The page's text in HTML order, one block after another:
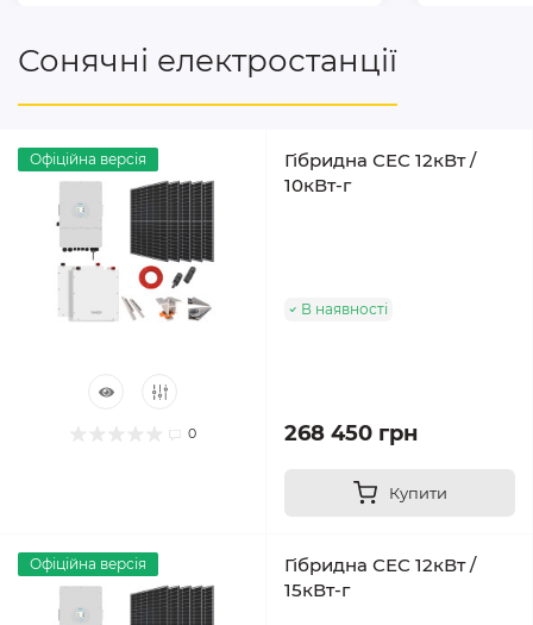
Сонячні електростанції
Офіційна версія
0
Гібридна СЕС 12кВт /
10кВт-г
В наявності
268 450 грн
Купити
Офіційна версія
Гібридна СЕС 12кВт /
15кВт-г